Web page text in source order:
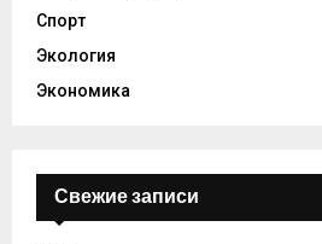
Спорт
Экология
Экономика
Свежие записи